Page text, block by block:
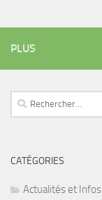
PLUS
Rechercher :
CATÉGORIES
Actualités et Infos